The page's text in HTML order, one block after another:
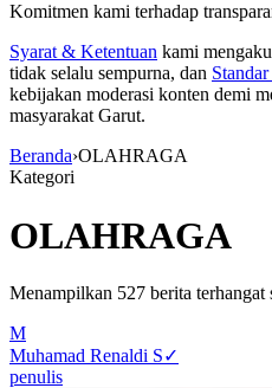
Komitmen kami terhadap
Syarat & Ketentuan kami
tidak selalu sempurna, dan
kebijakan moderasi konten demi
masyarakat Garut.
Beranda›OLAHRAGA
Kategori
OLAHRAGA
Menampilkan 527 berita terhangat
M
Muhamad Renaldi S✓
penulis